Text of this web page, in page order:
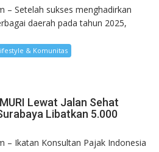
– Setelah sukses menghadirkan
daerah pada tahun 2025,
& Komunitas
Lewat Jalan Sehat
Libatkan 5.000
– Ikatan Konsultan Pajak Indonesia